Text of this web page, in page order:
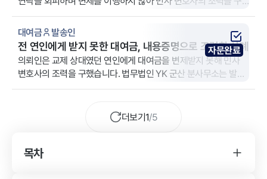
하셨습니다. 법무법인 YK 강남 주사무소는 원고 신분인 의뢰인을
대리했습니다.
대여금 발송인
전 연인에게 받지 못한 대여금, 내용증명으로 조력한 사례
의뢰인은 교제 상대였던 연인에게 대여금을 변제받지 못해 민사
변호사의 조력을 구했습니다. 법무법인 YK 군산 분사무소는 발송
인 신분의 의뢰인을 대리했습니다.
자문완료
더보기1/5
목차